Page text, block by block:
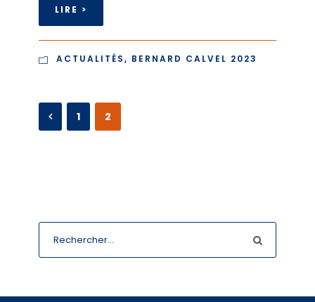
LIRE >
ACTUALITÉS, BERNARD CALVEL 2023
1 2